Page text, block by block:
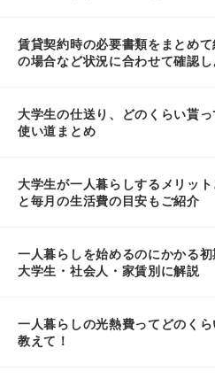
賃貸契約時の必要書類をまとめ
の場合など状況に合わせて確認し
大学生の仕送り、どのくらい貰
使い道まとめ
大学生が一人暮らしするメリッ
と毎月の生活費の目安もご紹介
一人暮らしを始めるのにかかる
大学生・社会人・家賃別に解説
一人暮らしの光熱費ってどのく
教えて！